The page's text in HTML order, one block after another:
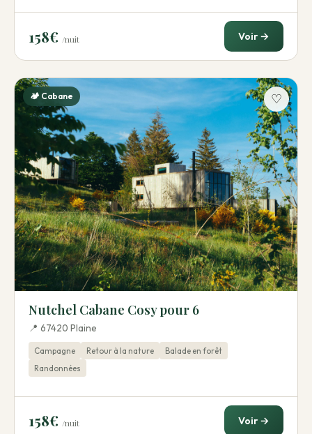
158€ /nuit Voir →
♡
🏕️ Cabane
Nutchel Cabane Cosy pour 6
📍 67420 Plaine
Campagne Retour à la nature
Balade en forêt
Randonnées
158€ /nuit Voir →